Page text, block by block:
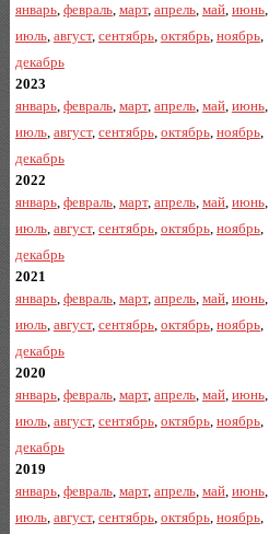
январь, февраль, март, апрель, май, июнь,
июль, август, сентябрь, октябрь, ноябрь,
декабрь
2023
январь, февраль, март, апрель, май, июнь,
июль, август, сентябрь, октябрь, ноябрь,
декабрь
2022
январь, февраль, март, апрель, май, июнь,
июль, август, сентябрь, октябрь, ноябрь,
декабрь
2021
январь, февраль, март, апрель, май, июнь,
июль, август, сентябрь, октябрь, ноябрь,
декабрь
2020
январь, февраль, март, апрель, май, июнь,
июль, август, сентябрь, октябрь, ноябрь,
декабрь
2019
январь, февраль, март, апрель, май, июнь,
июль, август, сентябрь, октябрь, ноябрь,